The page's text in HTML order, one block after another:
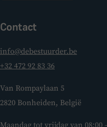
Contact
info@debestuurder.be
+32 472 92 83 36
Van Rompaylaan 5
2820 Bonheiden, België
Maandag tot vrijdag van 08:00